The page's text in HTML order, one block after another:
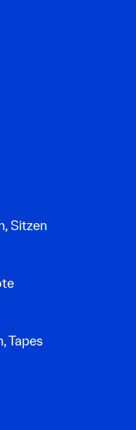
Sitzen
Tapes